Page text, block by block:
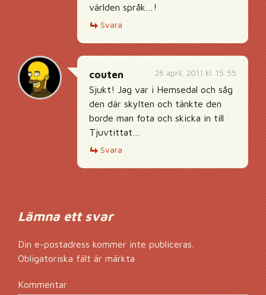
världen språk…!
Svara
26 april, 2011 kl. 15:55
couten
Sjukt! Jag var i Hemsedal och såg
den där skylten och tänkte den
borde man fota och skicka in till
Tjuvtittat…
Svara
Lämna ett svar
Din e-postadress kommer inte publiceras.
Obligatoriska fält är märkta *
Kommentar*